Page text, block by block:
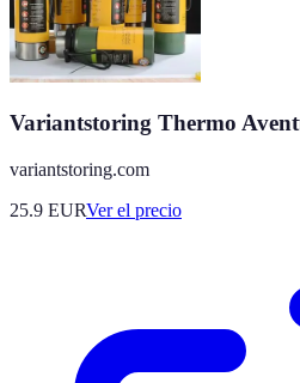
Variantstoring Thermo
variantstoring.com
25.9 EURVer el precio